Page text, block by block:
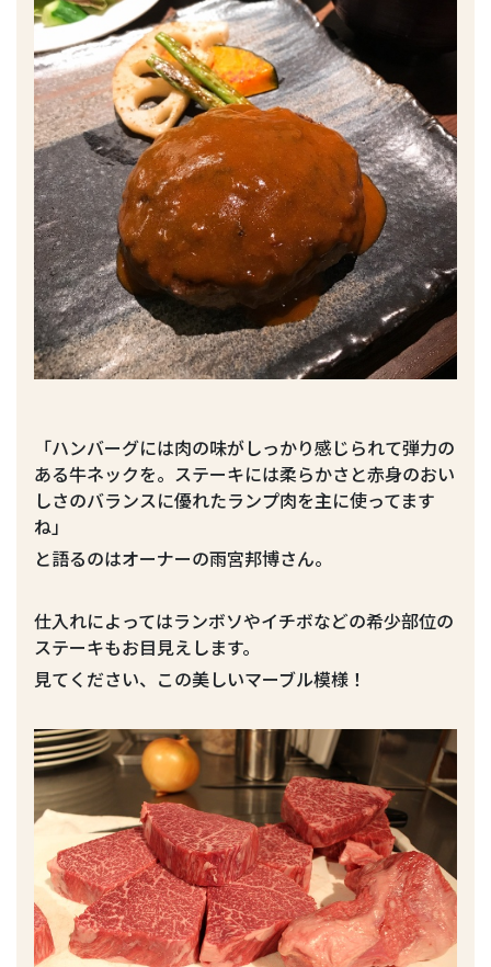
「ハンバーグには肉の味がしっかり感じられて弾力の
ある牛ネックを。ステーキには柔らかさと赤身のおい
しさのバランスに優れたランプ肉を主に使ってます
ね」
と語るのはオーナーの雨宮邦博さん。
仕入れによってはランボソやイチボなどの希少部位の
ステーキもお目見えします。
見てください、この美しいマーブル模様！